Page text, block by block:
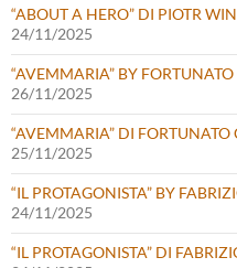
“ABOUT A HERO” DI PIOTR
24/11/2025
“AVEMMARIA” BY
26/11/2025
“AVEMMARIA” DI FORTUNATO
25/11/2025
“IL PROTAGONISTA” BY
24/11/2025
“IL PROTAGONISTA” DI